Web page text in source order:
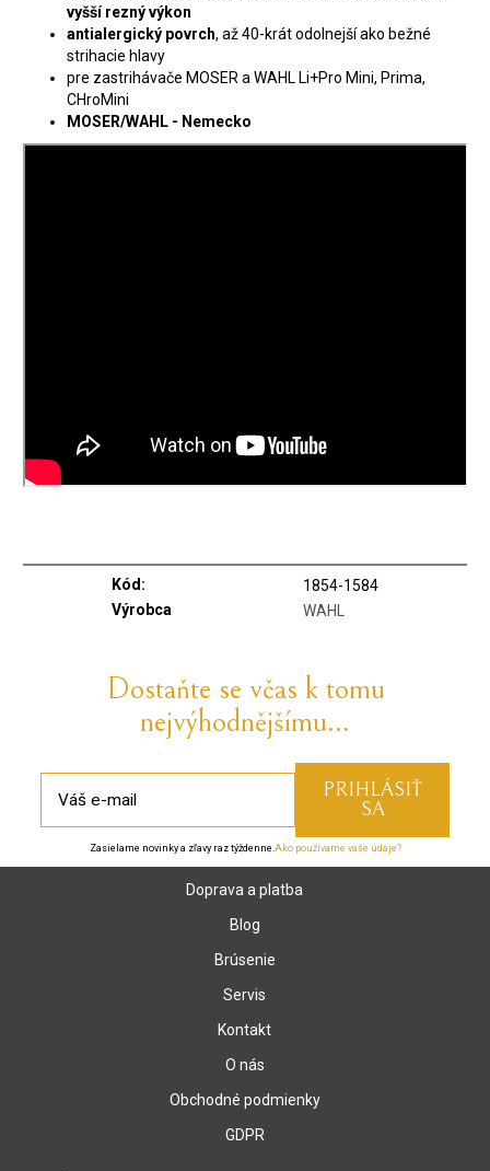
vyšší rezný výkon
antialergický povrch, až 40-krát odolnejší ako bežné
strihacie hlavy
pre zastrihávače MOSER a WAHL Li+Pro Mini, Prima,
CHroMini
MOSER/WAHL - Nemecko
Kód:
1854-1584
Výrobca
WAHL
Dostaňte se včas k tomu
nejvýhodnějšímu...
Zasielame novinky a zľavy raz týždenne.Ako používame vaše údaje?
Doprava a platba
Blog
Brúsenie
Servis
Kontakt
O nás
Obchodné podmienky
GDPR